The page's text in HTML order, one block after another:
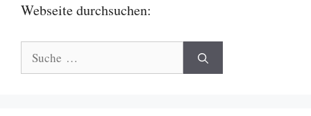
Webseite durchsuchen:
nach: